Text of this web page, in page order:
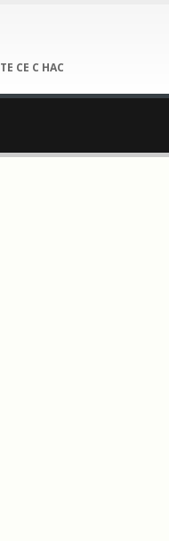
СЕ С НАС